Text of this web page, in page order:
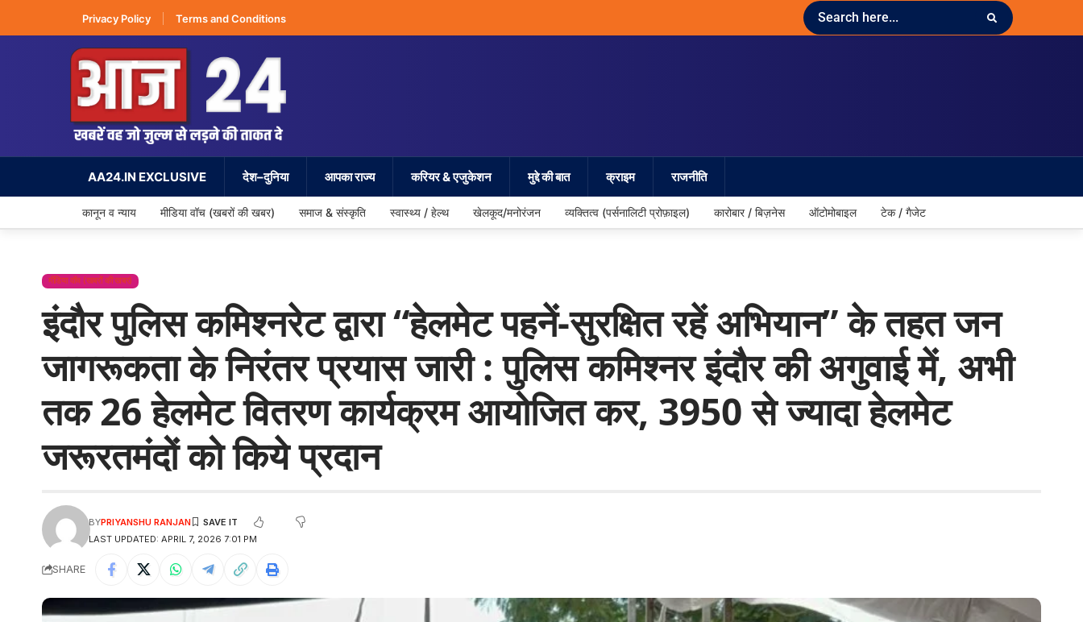
Privacy Policy Terms and Conditions
AA24.IN EXCLUSIVE देश–दुनिया आपका राज्य करियर & एजुकेशन मुद्दे की बात क्राइम राजनीति
कानून व न्याय मीडिया वॉच (खबरों की खबर) समाज & संस्कृति स्वास्थ्य / हेल्थ खेलकूद/मनोरंजन व्यक्तित्व (पर्सनालिटी प्रोफ़ाइल) कारोबार / बिज़नेस ऑटोमोबाइल टेक / गैजेट
मीडिया वॉच (खबरों की खबर)
इंदौर पुलिस कमिश्नरेट द्वारा “हेलमेट पहनें-सुरक्षित रहें अभियान” के तहत जन
जागरूकता के निरंतर प्रयास जारी : पुलिस कमिश्नर इंदौर की अगुवाई में, अभी
तक 26 हेलमेट वितरण कार्यक्रम आयोजित कर, 3950 से ज्यादा हेलमेट
जरूरतमंदों को किये प्रदान
LAST UPDATED: APRIL 7, 2026 7:01 PM
BYPRIYANSHU RANJAN
SHARE